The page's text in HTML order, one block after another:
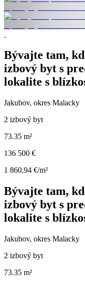
Bývajte tam,
izbový byt s
lokalite s
Jakubov, okres Malacky
2 izbový byt
73.35 m²
136 500 €
1 860,94 €/m²
Bývajte tam,
izbový byt s
lokalite s
Jakubov, okres Malacky
2 izbový byt
73.35 m²